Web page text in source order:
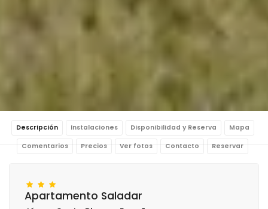
Descripción Instalaciones Disponibilidad y Reserva Mapa
Comentarios Precios Ver fotos Contacto Reservar
Apartamento Saladar